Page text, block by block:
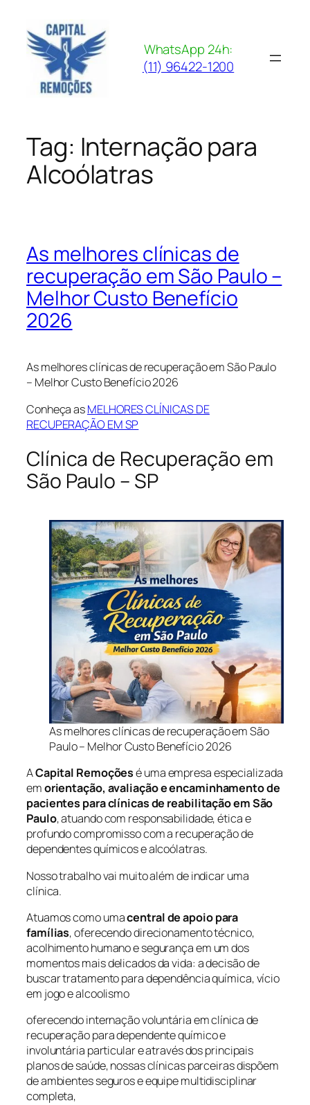
para
conteúdo
WhatsApp 24h:
(11) 96422-1200
Tag: Internação para
Alcoólatras
As melhores clínicas de
recuperação em São Paulo –
Melhor Custo Benefício
2026
As melhores clínicas de recuperação em São Paulo
– Melhor Custo Benefício 2026
Conheça asMELHORES CLÍNICAS DE
RECUPERAÇÃO EM SP
Clínica de Recuperação em
São Paulo – SP
As melhores clínicas de recuperação em São
Paulo – Melhor Custo Benefício 2026
ACapital Remoçõesé uma empresa especializada
emorientação, avaliação e encaminhamento de
pacientes para clínicas de reabilitação em São
Paulo, atuando com responsabilidade, ética e
profundo compromisso com a recuperação de
dependentes químicos e alcoólatras.
Nosso trabalho vai muito além de indicar uma
clínica.
Atuamos como umacentral de apoio para
famílias, oferecendo direcionamento técnico,
acolhimento humano e segurança em um dos
momentos mais delicados da vida: a decisão de
buscar tratamento para dependência química, vício
em jogo e alcoolismo
oferecendo internação voluntária em clínica de
recuperação para dependente químico e
involuntária particular e através dos principais
planos de saúde, nossas clínicas parceiras dispõem
de ambientes seguros e equipe multidisciplinar
completa,